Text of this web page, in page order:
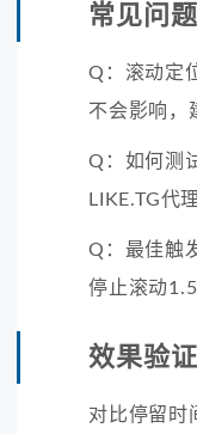
常见问
Q：滚动定
不会影响，
Q：如何测
LIKE.TG代
Q：最佳触
停止滚动
效果验
对比停留时